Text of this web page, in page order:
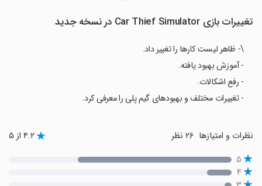
تغییرات بازی Car Thief Simulator در نسخه جدید
\- ظاهر لیست کارها را تغییر داد.
- آموزش بهبود یافته.
- رفع اشکالات.
- تغییرات مختلف و بهبودهای گیم پلی را معرفی کرد.
نظرات و امتیازها ۴.۲ از ۵
۵
۴